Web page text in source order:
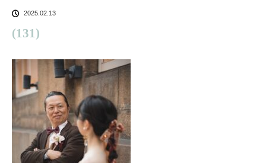
2025.02.13
(131)